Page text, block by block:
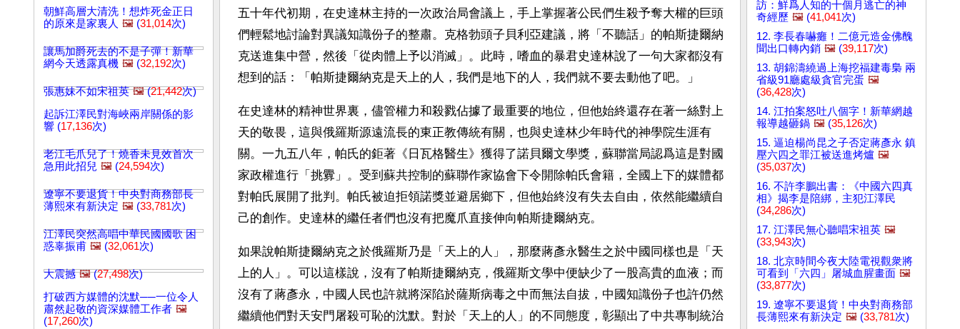
朝鮮高層大清洗！想炸死金正日
的原來是家裏人 🖼️ (31,014次)
讓馬加爵死去的不是子彈！新華
網今天透露真機 🖼️ (32,192次)
張惠妹不如宋祖英 🖼️(21,442次)
起訴江澤民對海峽兩岸關係的影
響 (17,136次)
老江毛爪兒了！燒香未見效首次
急用此招兒 🖼️ (24,594次)
遼寧不要退貨！中央對商務部長
薄熙來有新決定 🖼️ (33,781次)
江澤民突然高唱中華民國國歌 困
惑辜振甫 🖼️ (32,061次)
大震撼 🖼️(27,498次)
打破西方媒體的沈默──一位令人
肅然起敬的資深媒體工作者 🖼️
(17,260次)
五十年代初期，在史達林主持的一次政治局會議上，手上掌握著公民們生殺予奪大權的巨頭
們輕鬆地討論對異議知識份子的整肅。克格勃頭子貝利亞建議，將「不聽話」的帕斯捷爾納
克送進集中營，然後「從肉體上予以消滅」。此時，嗜血的暴君史達林說了一句大家都沒有
想到的話：「帕斯捷爾納克是天上的人，我們是地下的人，我們就不要去動他了吧。」
在史達林的精神世界裏，儘管權力和殺戮佔據了最重要的地位，但他始終還存在著一絲對上
天的敬畏，這與俄羅斯源遠流長的東正教傳統有關，也與史達林少年時代的神學院生涯有
關。一九五八年，帕氏的鉅著《日瓦格醫生》獲得了諾貝爾文學獎，蘇聯當局認爲這是對國
家政權進行「挑釁」。受到蘇共控制的蘇聯作家協會下令開除帕氏會籍，全國上下的媒體都
對帕氏展開了批判。帕氏被迫拒領諾獎並避居鄉下，但他始終沒有失去自由，依然能繼續自
己的創作。史達林的繼任者們也沒有把魔爪直接伸向帕斯捷爾納克。
如果說帕斯捷爾納克之於俄羅斯乃是「天上的人」，那麼蔣彥永醫生之於中國同樣也是「天
上的人」。可以這樣說，沒有了帕斯捷爾納克，俄羅斯文學中便缺少了一股高貴的血液；而
沒有了蔣彥永，中國人民也許就將深陷於薩斯病毒之中而無法自拔，中國知識份子也許仍然
繼續他們對天安門屠殺可恥的沈默。對於「天上的人」的不同態度，彰顯出了中共專制統治
訪：鮮爲人知的十個月逃亡的神
奇經歷 🖼️ (41,041次)
12. 李長春嚇癱！二億元造金佛醜
聞出口轉內銷 🖼️ (39,117次)
13. 胡錦濤繞過上海挖福建毒梟 兩
省級91廳處級貪官完蛋 🖼️
(36,428次)
14. 江拍案怒吐八個字！新華網越
報導越砸鍋 🖼️ (35,126次)
15. 逼迫楊尚昆之子否定蔣彥永 鎮
壓六四之罪江被送進烤爐 🖼️
(35,037次)
16. 不許李鵬出書：《中國六四真
相》揭李是陪綁，主犯江澤民
(34,286次)
17. 江澤民無心聽唱宋祖英 🖼️
(33,943次)
18. 北京時間今夜大陸電視觀衆將
可看到「六四」屠城血腥畫面 🖼️
(33,877次)
19. 遼寧不要退貨！中央對商務部
長薄熙來有新決定 🖼️ (33,781次)